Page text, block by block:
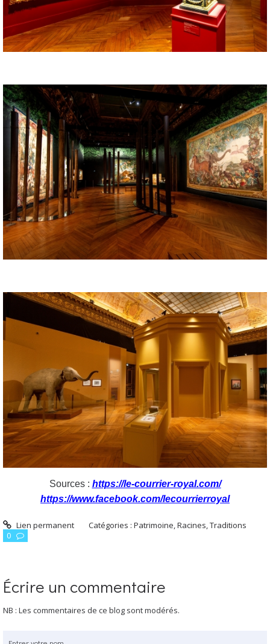
Sources : https://le-courrier-royal.com/
https://www.facebook.com/lecourrierroyal
Lien permanent Catégories :Patrimoine, Racines, Traditions
0
Écrire un commentaire
NB : Les commentaires de ce blog sont modérés.